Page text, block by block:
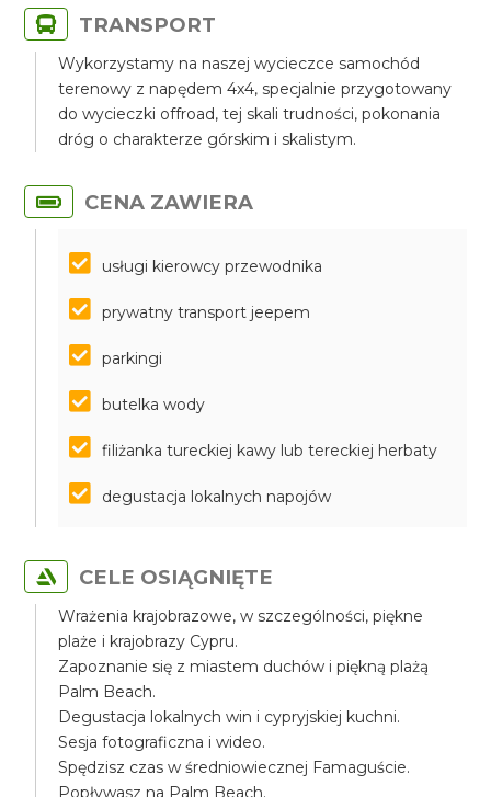
TRANSPORT
Wykorzystamy na naszej wycieczce samochód
terenowy z napędem 4x4, specjalnie przygotowany
do wycieczki offroad, tej skali trudności, pokonania
dróg o charakterze górskim i skalistym.
CENA ZAWIERA
usługi kierowcy przewodnika
prywatny transport jeepem
parkingi
butelka wody
filiżanka tureckiej kawy lub tereckiej herbaty
degustacja lokalnych napojów
CELE OSIĄGNIĘTE
Wrażenia krajobrazowe, w szczególności, piękne
plaże i krajobrazy Cypru.
Zapoznanie się z miastem duchów i piękną plażą
Palm Beach.
Degustacja lokalnych win i cypryjskiej kuchni.
Sesja fotograficzna i wideo.
Spędzisz czas w średniowiecznej Famaguście.
Popływasz na Palm Beach.